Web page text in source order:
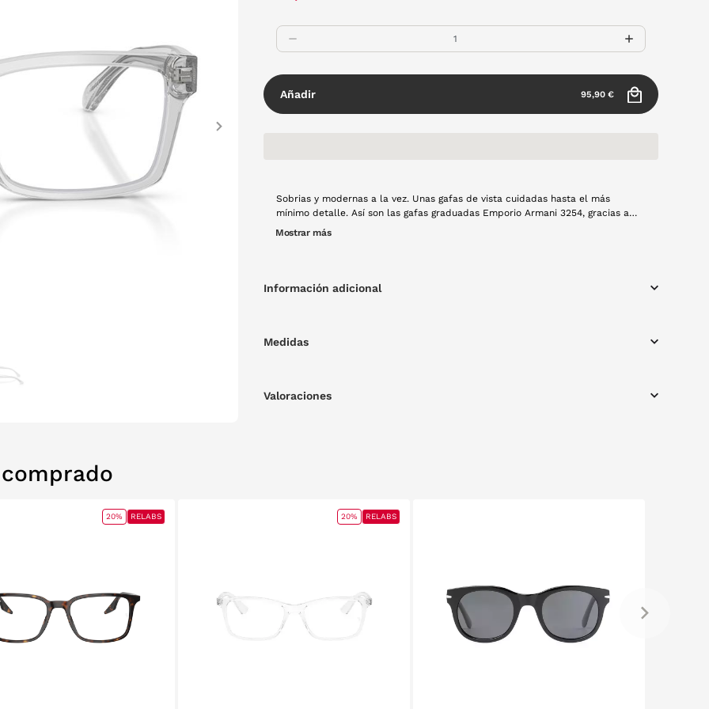
Añadir 95,90 €
Sobrias y modernas a la vez. Unas gafas de vista cuidadas hasta el más
mínimo detalle. Así son las gafas graduadas Emporio Armani 3254, gracias a
las cuales disfrutarás de una visión 360 todos los días y en cualquier
Mostrar más
Información adicional
Medidas
Valoraciones
20% RELABS 20% RELABS